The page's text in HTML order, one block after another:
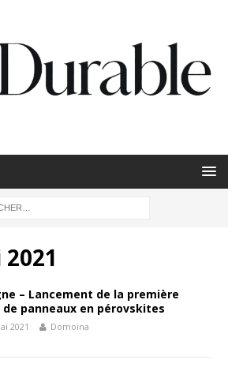
– Lancement de la première
de panneaux en pérovskites
2021 Domoina